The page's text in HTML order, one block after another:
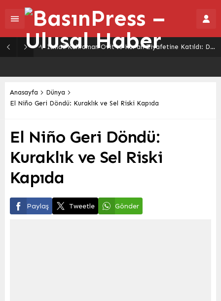
İsmail Kahraman Ovit’te Kur’an Ziyafetine Katıldı: Dualarla Sona Erdi
Anasayfa
Dünya
El Niño Geri Döndü: Kuraklık ve Sel Riski Kapıda
El Niño Geri Döndü:
Kuraklık ve Sel Riski
Kapıda
Paylaş Tweetle Gönder